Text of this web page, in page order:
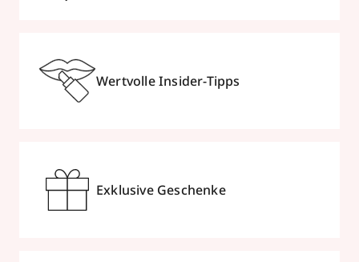
Wertvolle Insider-Tipps
Exklusive Geschenke